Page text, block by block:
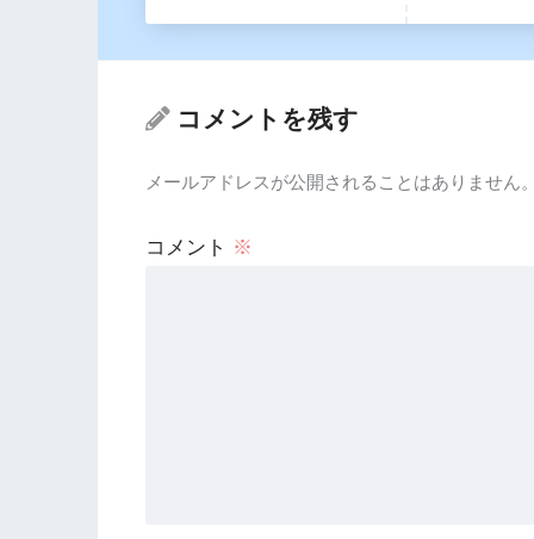
コメントを残す
メールアドレスが公開されることはありません
コメント ※